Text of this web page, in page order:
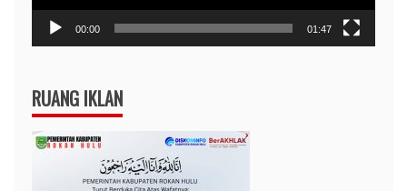
00:00 01:47
RUANG IKLAN